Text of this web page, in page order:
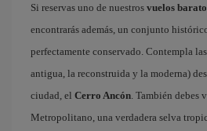
Si reservas uno de nuestros vuelos
encontrarás además, un conjunto
perfectamente conservado. Contempla
antigua, la reconstruida y la moderna)
ciudad, el Cerro Ancón . También debes
Metropolitano, una verdadera selva